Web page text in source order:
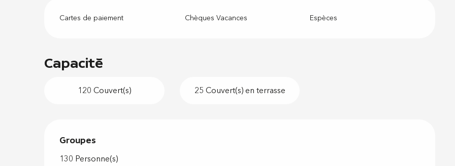
Cartes de paiement Chèques Vacances Espèces
Capacité
120 Couvert(s) 25 Couvert(s) en terrasse
Groupes
Groupes
130 Personne(s)